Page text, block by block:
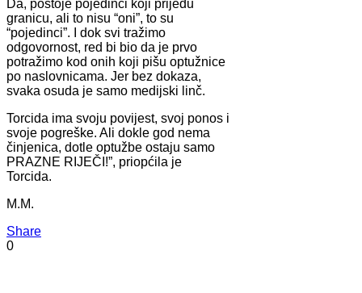
Da, postoje pojedinci koji prijeđu
granicu, ali to nisu “oni”, to su
“pojedinci”. I dok svi tražimo
odgovornost, red bi bio da je prvo
potražimo kod onih koji pišu optužnice
po naslovnicama. Jer bez dokaza,
svaka osuda je samo medijski linč.
Torcida ima svoju povijest, svoj ponos i
svoje pogreške. Ali dokle god nema
činjenica, dotle optužbe ostaju samo
PRAZNE RIJEČI!”, priopćila je
Torcida.
M.M.
Share
0